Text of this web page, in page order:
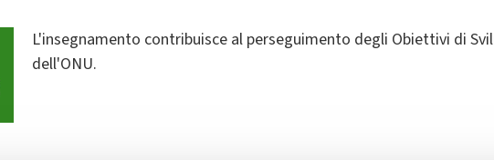
L'insegnamento contribuisce al perseguimento degli Obiettivi di
dell'ONU.